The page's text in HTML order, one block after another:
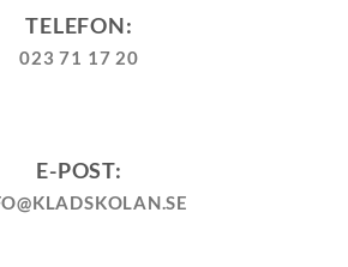
TELEFON:
023 71 17 20
E-POST: